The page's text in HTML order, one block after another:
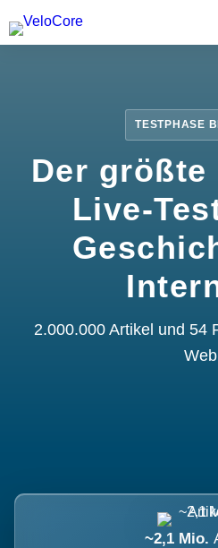
Partnerprogramm
TESTPHASE
Der größte
Live-
2.000.000 Artikel und 54
Web
~2,1 Mio.